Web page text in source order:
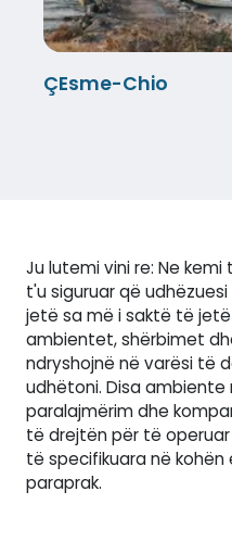
ÇEsme-Chio
Ju lutemi vini re: Ne
t'u siguruar që
jetë sa më i saktë të
ambientet, shërbimet
ndryshojnë në varësi të
udhëtoni. Disa
paralajmërim dhe
të drejtën për të
të specifikuara në
paraprak.